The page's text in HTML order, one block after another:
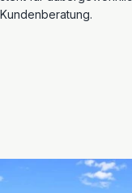
Kundenberatung.